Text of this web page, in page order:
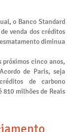
o Banco Standard
venda dos créditos
diminua
próximos cinco anos,
de Paris, seja
de carbono
milhões de Reais